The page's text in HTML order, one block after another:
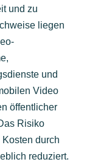
und zu
liegen
und
Video
öffentlicher
Risiko
durch
reduziert.